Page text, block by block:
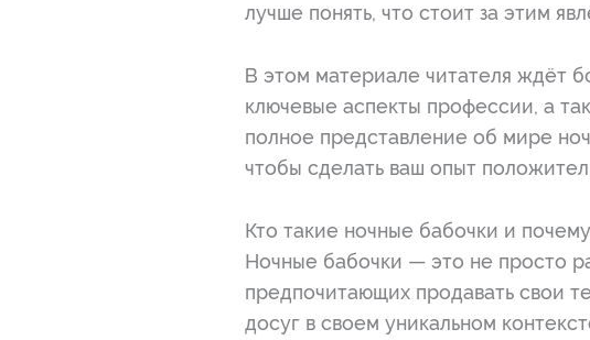
лучше понять, что стоит за этим
В этом материале читателя ждёт
ключевые аспекты профессии, а
полное представление об мире
чтобы сделать ваш опыт
Кто такие ночные бабочки и
Ночные бабочки — это не просто
предпочитающих продавать свои
досуг в своем уникальном